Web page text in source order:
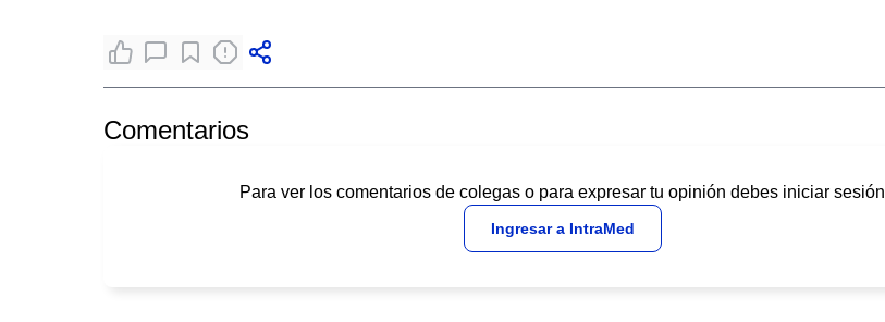
Comentarios
Para ver los comentarios de colegas o para expresar tu opinión debes iniciar sesión
Ingresar a IntraMed